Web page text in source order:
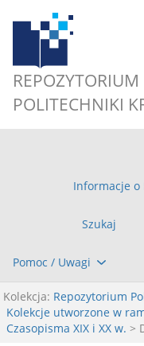
REPOZYTORIUM
POLITECHNIKI
Informacje o
Szukaj
Pomoc / Uwagi
Kolekcja: Repozytorium
Kolekcje utworzone w
Czasopisma XIX i XX w. >